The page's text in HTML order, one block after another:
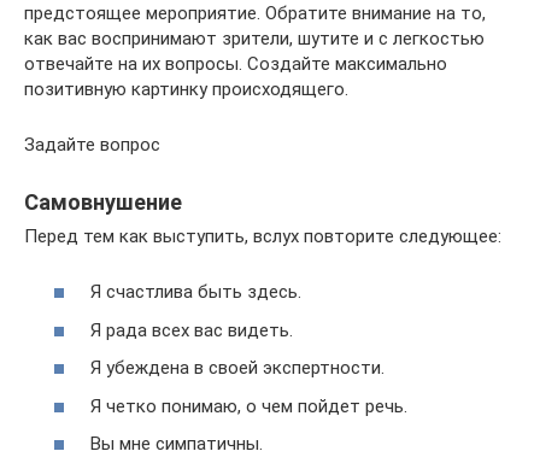
предстоящее мероприятие. Обратите внимание на то,
как вас воспринимают зрители, шутите и с легкостью
отвечайте на их вопросы. Создайте максимально
позитивную картинку происходящего.
Задайте вопрос
Самовнушение
Перед тем как выступить, вслух повторите следующее:
Я счастлива быть здесь.
Я рада всех вас видеть.
Я убеждена в своей экспертности.
Я четко понимаю, о чем пойдет речь.
Вы мне симпатичны.